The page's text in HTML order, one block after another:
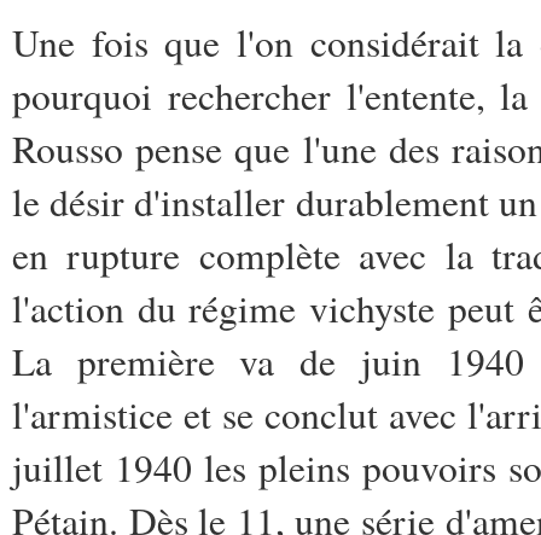
Une fois que l'on considérait la
pourquoi rechercher l'entente,
Rousso pense que l'une des
le désir d'installer durablement
en rupture complète avec la
l'action du régime vichyste peut
La première va de juin 1940
l'armistice et se conclut avec
juillet 1940 les pleins pouvoirs
Pétain. Dès le 11, une série